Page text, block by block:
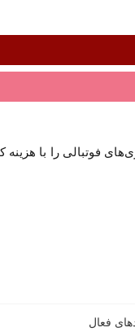
فوتبالی را با هزینه
فعال